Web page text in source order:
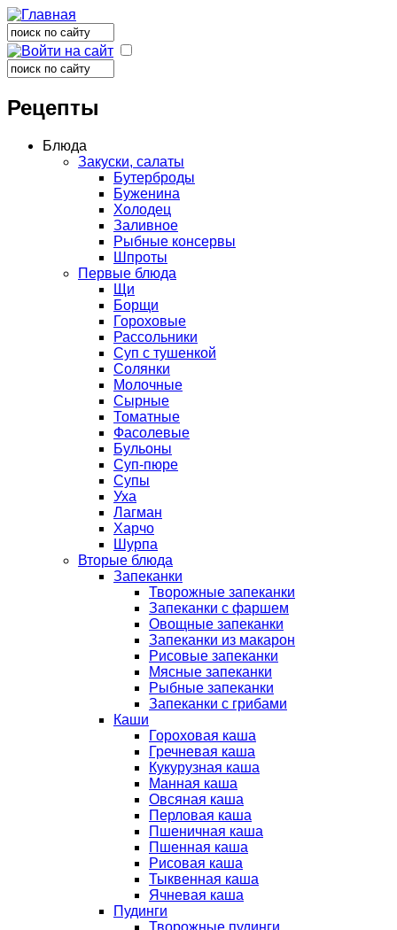
Форма поиска
Поиск
Поиск
Рецепты
Блюда
Закуски, салаты
Бутерброды
Буженина
Холодец
Заливное
Рыбные консервы
Шпроты
Первые блюда
Щи
Борщи
Гороховые
Рассольники
Суп с тушенкой
Солянки
Молочные
Сырные
Томатные
Фасолевые
Бульоны
Суп-пюре
Супы
Уха
Лагман
Харчо
Шурпа
Вторые блюда
Запеканки
Творожные запеканки
Запеканки с фаршем
Овощные запеканки
Запеканки из макарон
Рисовые запеканки
Мясные запеканки
Рыбные запеканки
Запеканки с грибами
Каши
Гороховая каша
Гречневая каша
Кукурузная каша
Манная каша
Овсяная каша
Перловая каша
Пшеничная каша
Пшенная каша
Рисовая каша
Тыквенная каша
Ячневая каша
Пудинги
Творожные пудинги